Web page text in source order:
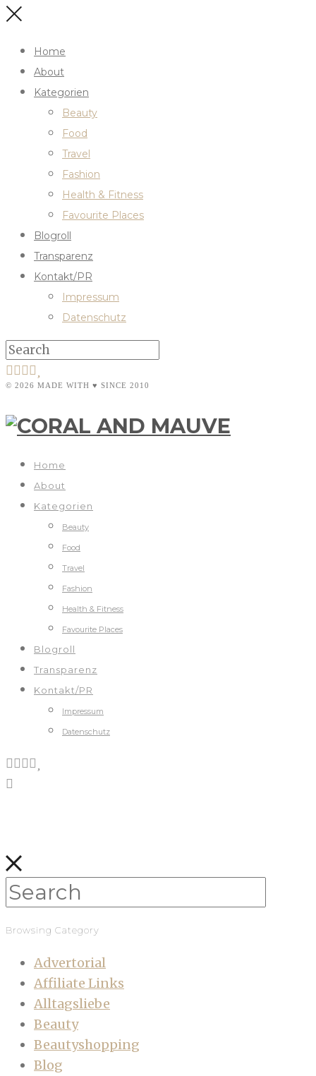
Home
About
Kategorien
Beauty
Food
Travel
Fashion
Health & Fitness
Favourite Places
Blogroll
Transparenz
Kontakt/PR
Impressum
Datenschutz
© 2026 MADE WITH ♥ SINCE 2010
Home
About
Kategorien
Beauty
Food
Travel
Fashion
Health & Fitness
Favourite Places
Blogroll
Transparenz
Kontakt/PR
Impressum
Datenschutz
Browsing Category
Advertorial
Affiliate Links
Alltagsliebe
Beauty
Beautyshopping
Blog